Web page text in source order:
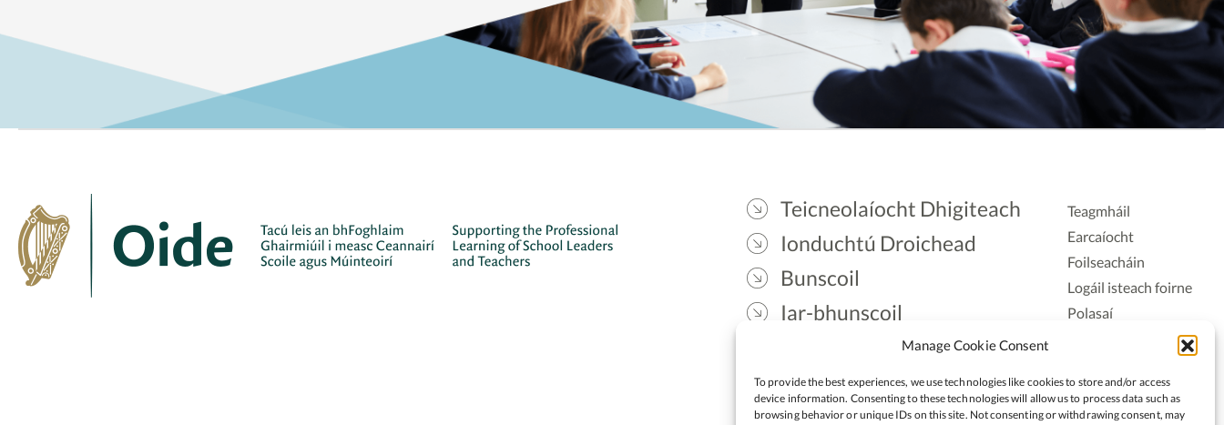
Manage Cookie Consent
To provide the best experiences, we use technologies like cookies to store and/or access
device information. Consenting to these technologies will allow us to process data such as
browsing behavior or unique IDs on this site. Not consenting or withdrawing consent, may
Teicneolaíocht Dhigiteach
Ionduchtú Droichead
Bunscoil
Iar-bhunscoil
Ceannaireacht
Teagmháil
Earcaíocht
Foilseacháin
Logáil isteach foirne
Polasaí
Rochtain